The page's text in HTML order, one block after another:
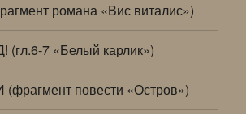
романа «Вис виталис»)
7 «Белый карлик»)
повести «Остров»)